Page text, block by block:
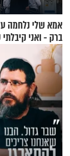
אמא שלי נלחמה
ברק - ואני
באהבת חינם